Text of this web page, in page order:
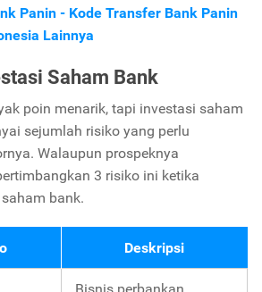
Panin - Kode Transfer Bank Panin
Lainnya
Saham Bank
poin menarik, tapi investasi saham
sejumlah risiko yang perlu
Walaupun prospeknya
3 risiko ini ketika
bank.
Deskripsi